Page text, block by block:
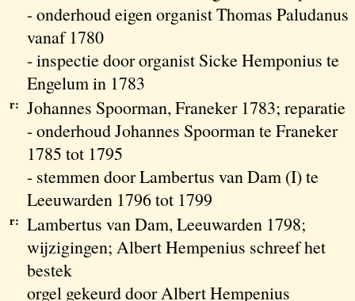
- onderhoud eigen organist Thomas Paludanus
vanaf 1780
- inspectie door organist Sicke Hemponius te
Engelum in 1783
r: Johannes Spoorman, Franeker 1783; reparatie
- onderhoud Johannes Spoorman te Franeker
1785 tot 1795
- stemmen door Lambertus van Dam (I) te
Leeuwarden 1796 tot 1799
r: Lambertus van Dam, Leeuwarden 1798;
wijzigingen; Albert Hempenius schreef het
bestek
orgel gekeurd door Albert Hempenius